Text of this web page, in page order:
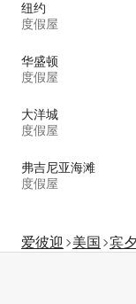
纽约
度假屋
华盛顿
度假屋
大洋城
度假屋
弗吉尼亚海滩
度假屋
爱彼迎 美国 宾